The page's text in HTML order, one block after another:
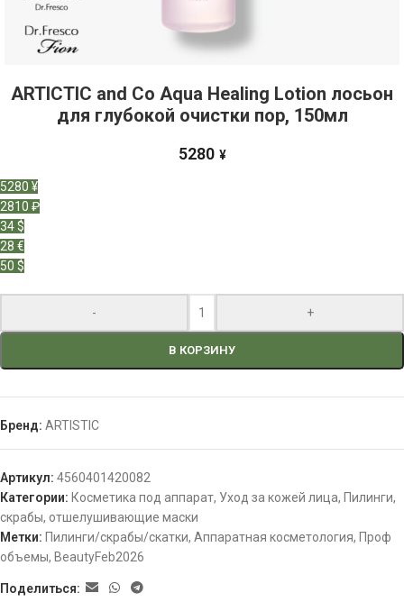
ARTICTIC and Co Aqua Healing Lotion лосьон
для глубокой очистки пор, 150мл
5280 ¥
5280 ¥
2810 ₽
34 $
28 €
50 $
- +
В КОРЗИНУ
Бренд: ARTISTIC
Артикул: 4560401420082
Категории: Косметика под аппарат, Уход за кожей лица, Пилинги,
скрабы, отшелушивающие маски
Метки: Пилинги/скрабы/скатки, Аппаратная косметология, Проф
объемы, BeautyFeb2026
Поделиться: